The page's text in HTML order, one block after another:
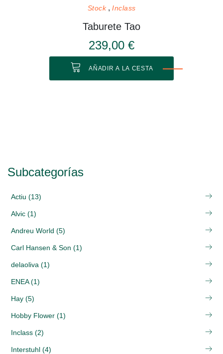
Stock Inclass
Taburete Tao
239,00 €
AÑADIR A LA CESTA
Subcategorías
Actiu (13)
Alvic (1)
Andreu World (5)
Carl Hansen & Son (1)
delaoliva (1)
ENEA (1)
Hay (5)
Hobby Flower (1)
Inclass (2)
Interstuhl (4)